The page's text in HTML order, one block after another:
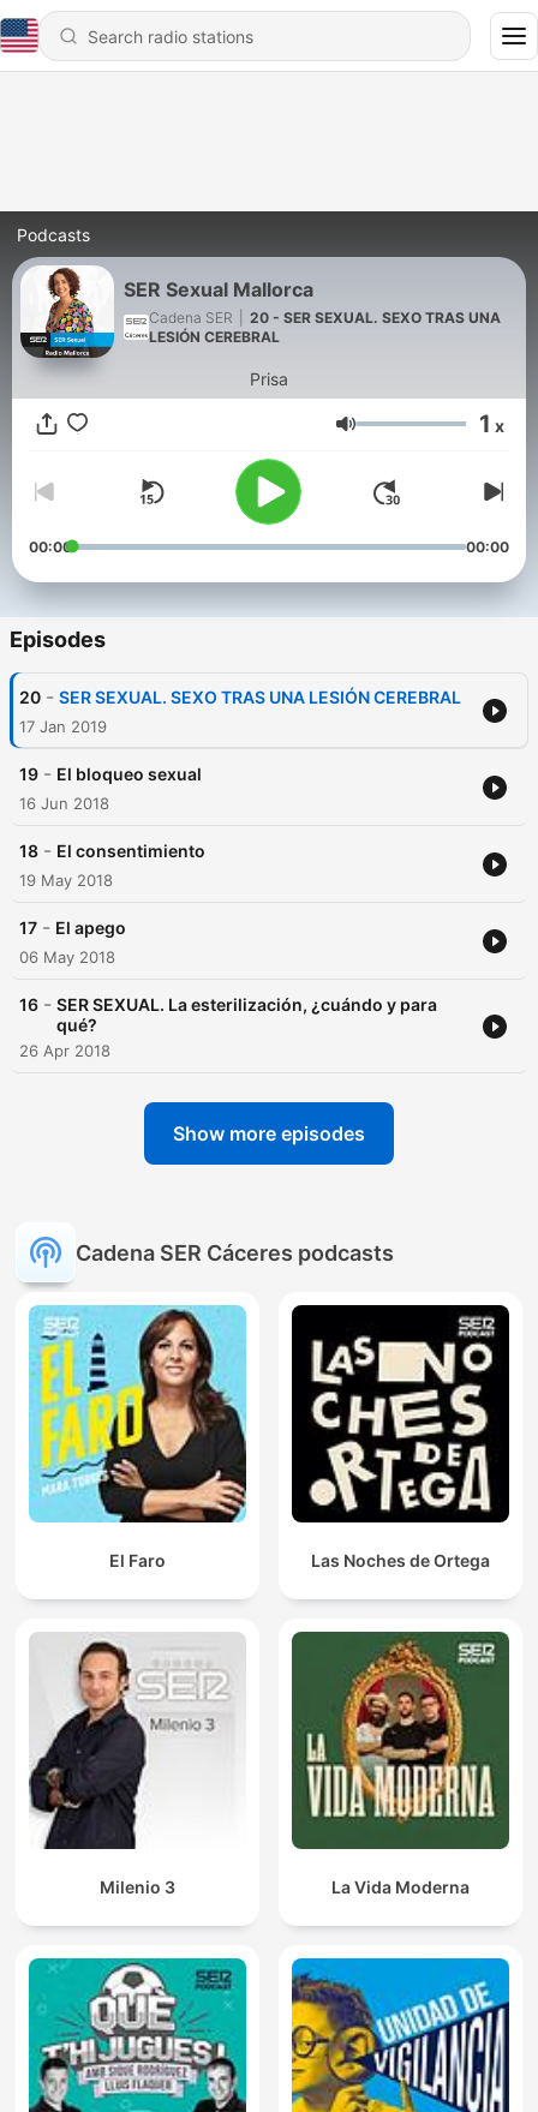
Podcasts
SER Sexual Mallorca
Cadena SER
20 - SER SEXUAL. SEXO TRAS UNA
LESIÓN CEREBRAL
Prisa
Volume 1 x
00:00 00:00
Episodes
20 - SER SEXUAL. SEXO TRAS UNA LESIÓN CEREBRAL
17 Jan 2019
19 - El bloqueo sexual
16 Jun 2018
18 - El consentimiento
19 May 2018
17 - El apego
06 May 2018
16 - SER SEXUAL. La esterilización, ¿cuándo y para
qué?
26 Apr 2018
Show more episodes
Cadena SER Cáceres podcasts
El Faro Las Noches de Ortega
Milenio 3 La Vida Moderna